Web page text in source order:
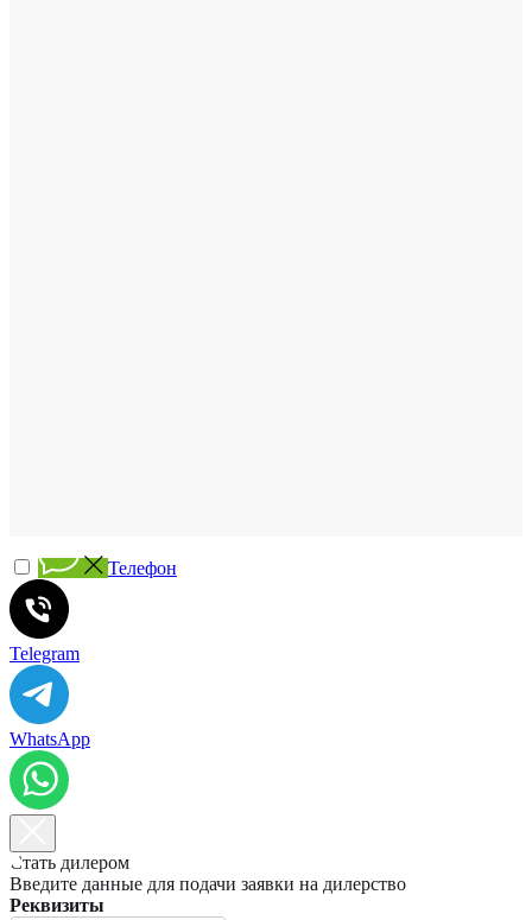
Телефон
Telegram
WhatsApp
Стать дилером
Введите данные для подачи заявки на дилерство
Реквизиты